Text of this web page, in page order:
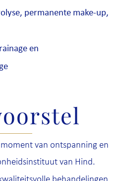
permanente make-up,
en
van ontspanning en
van Hind.